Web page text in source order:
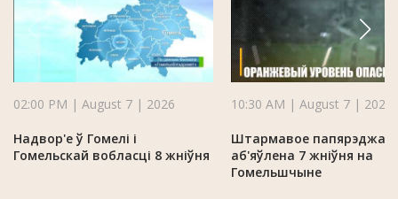
02:00 PM | August 7 | 2026
Надвор'е ў Гомелі і
Гомельскай вобласці 8 жніўня
10:30 AM | August 7 | 2026
Штармавое
аб'яўлена 7 жніўня на
Гомельшчыне